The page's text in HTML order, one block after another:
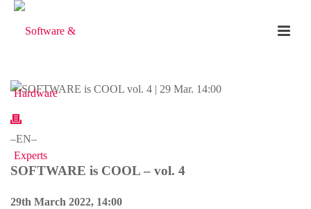
–EN–
SOFTWARE is COOL – vol. 4
29th March 2022, 14:00